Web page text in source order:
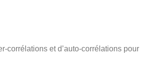
corrélations et d’auto-corrélations